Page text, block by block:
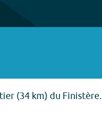
(34 km) du Finistère.